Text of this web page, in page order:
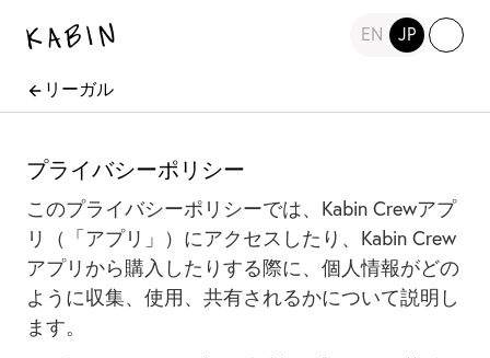
EN JP
リーガル
プライバシーポリシー
このプライバシーポリシーでは、Kabin Crewアプ
リ（「アプリ」）にアクセスしたり、Kabin Crew
アプリから購入したりする際に、個人情報がどの
ように収集、使用、共有されるかについて説明し
ます。